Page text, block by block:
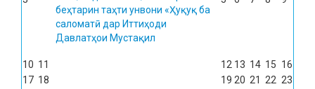
беҳтарин таҳти унвони «Ҳуқуқ ба
саломатӣ дар Иттиҳоди
Давлатҳои Мустақил
10 11 12 13 14 15 16
17 18 19 20 21 22 23